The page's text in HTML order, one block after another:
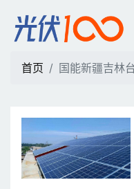
国能新疆
首页 国能新疆吉林